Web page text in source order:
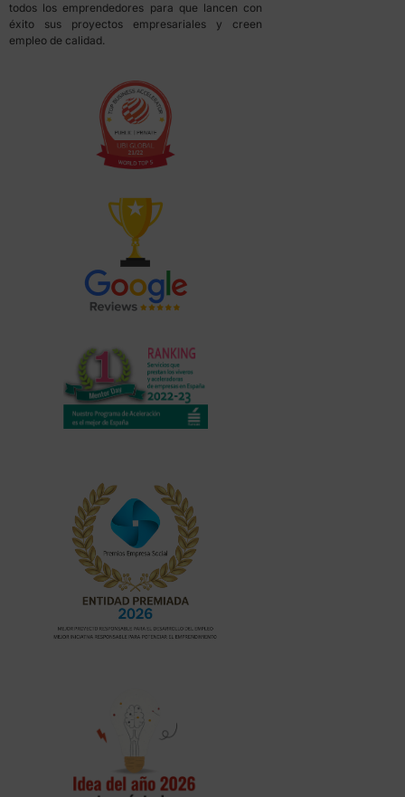
todos los emprendedores para que lancen con
éxito sus proyectos empresariales y creen
empleo de calidad.